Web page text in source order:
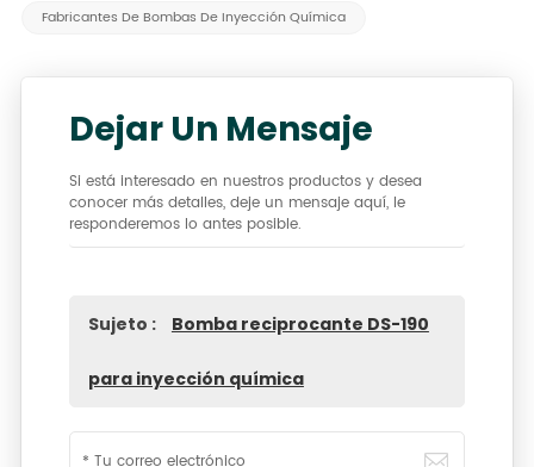
Fabricantes De Bombas De Inyección Química
Dejar Un Mensaje
Si está interesado en nuestros productos y desea
conocer más detalles, deje un mensaje aquí, le
responderemos lo antes posible.
Sujeto : Bomba reciprocante DS-190
para inyección química